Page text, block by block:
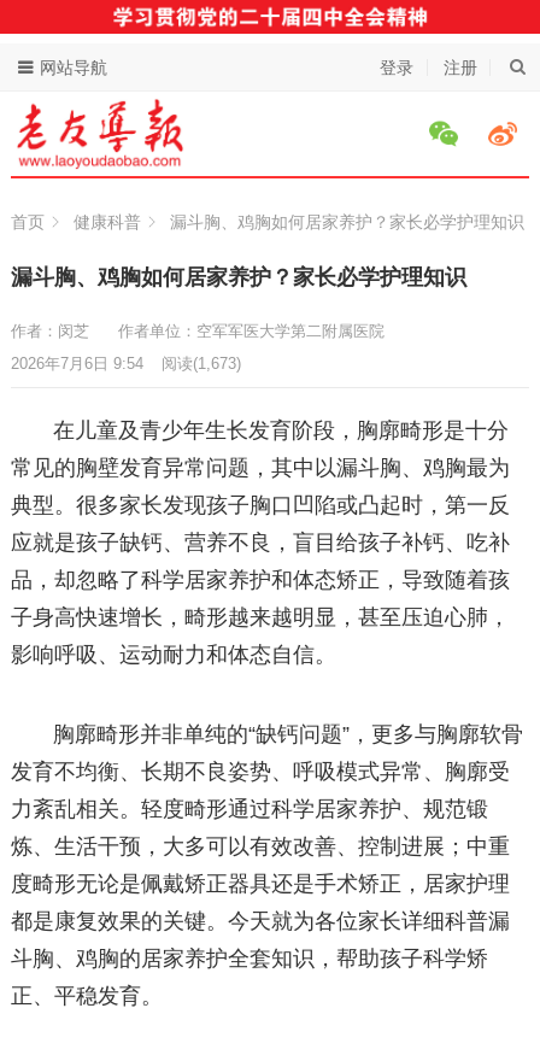
登录 注册
网站导航
首页 健康科普 漏斗胸、鸡胸如何居家养护？家长必学护理知识
漏斗胸、鸡胸如何居家养护？家长必学护理知识
作者：闵芝
作者单位：空军军医大学第二附属医院
2026年7月6日 9:54
阅读(1,673)
在儿童及青少年生长发育阶段，胸廓畸形是十分
常见的胸壁发育异常问题，其中以漏斗胸、鸡胸最为
典型。很多家长发现孩子胸口凹陷或凸起时，第一反
应就是孩子缺钙、营养不良，盲目给孩子补钙、吃补
品，却忽略了科学居家养护和体态矫正，导致随着孩
子身高快速增长，畸形越来越明显，甚至压迫心肺，
影响呼吸、运动耐力和体态自信。
胸廓畸形并非单纯的“缺钙问题”，更多与胸廓软骨
发育不均衡、长期不良姿势、呼吸模式异常、胸廓受
力紊乱相关。轻度畸形通过科学居家养护、规范锻
炼、生活干预，大多可以有效改善、控制进展；中重
度畸形无论是佩戴矫正器具还是手术矫正，居家护理
都是康复效果的关键。今天就为各位家长详细科普漏
斗胸、鸡胸的居家养护全套知识，帮助孩子科学矫
正、平稳发育。